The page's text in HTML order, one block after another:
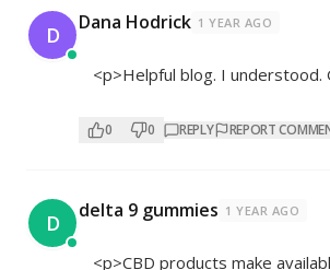
D Dana Hodrick 1 YEAR AGO
<p>Helpful blog. I understood.
0 0 REPLY REPORT
D delta 9 gummies 1 YEAR AGO
<p>CBD products make